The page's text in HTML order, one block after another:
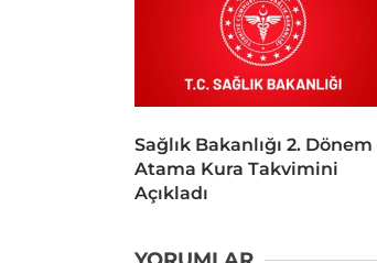
Sağlık Bakanlığı 2. Dönem
Atama Kura Takvimini
Açıkladı